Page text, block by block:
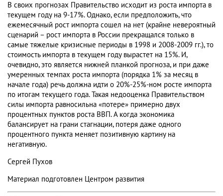
В своих прогнозах Правительство исходит из роста импорта в
текущем году на 9-17%. Однако, если предположить, что
ежемесячный рост импорта сошел на нет (крайне невероятный
сценарий – рост импорта в России прекращался только в
самые тяжелые кризисные периоды в 1998 и 2008-2009 гг.), то
стоимость импорта в текущем году вырастет на 15%. И,
очевидно, это является нижней планкой прогноза, и при даже
умеренных темпах роста импорта (порядка 1% за месяц в
начале года) речь должна идти о 20%-25%-ном росте импорта
по итогам текущего года. Такая недооценка Правительством
силы импорта равносильна «потере» примерно двух
процентных пунктов роста ВВП. А когда экономика
балансирует на грани стагнации, потеря даже одного
процентного пункта меняет позитивную картину на
негативную.
Сергей Пухов
Материал подготовлен Центром развития